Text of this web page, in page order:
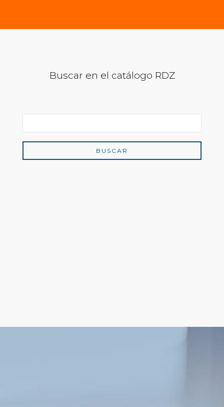
Buscar en el catálogo RDZ